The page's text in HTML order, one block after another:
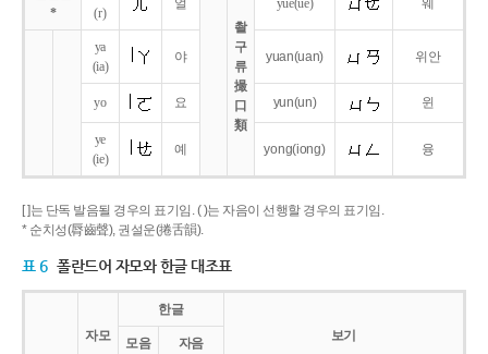
*
(r)
얼
촬
구
류
撮
口
類
yue(ue) 웨
ya
(ia)
야 yuan(uan) 위안
yo 요 yun(un) 윈
ye
(ie)
예 yong(iong) 융
[ ]는 단독 발음될 경우의 표기임. ( )는 자음이 선행할 경우의 표기임.
* 순치성(脣齒聲), 권설운(捲舌韻).
표 6 폴란드어 자모와 한글 대조표
자모
한글
보기
모음
자음